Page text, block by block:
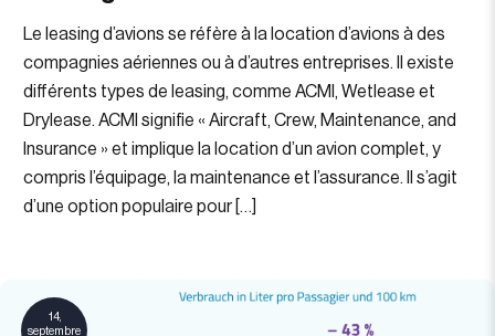
Le leasing d’avions se réfère à la location d’avions à des
compagnies aériennes ou à d’autres entreprises. Il existe
différents types de leasing, comme ACMI, Wetlease et
Drylease. ACMI signifie « Aircraft, Crew, Maintenance, and
Insurance » et implique la location d’un avion complet, y
compris l’équipage, la maintenance et l’assurance. Il s’agit
d’une option populaire pour […]
14,
septembre